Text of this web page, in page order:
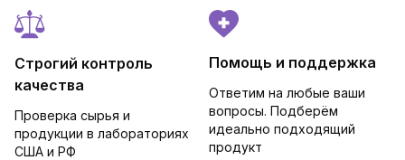
Строгий контроль
качества
Проверка сырья и
продукции в лабораториях
США и РФ
Помощь и поддержка
Ответим на любые ваши
вопросы. Подберём
идеально подходящий
продукт